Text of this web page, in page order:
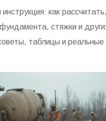
как
стяжки и
таблицы и реальные